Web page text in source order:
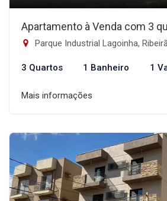
Apartamento à Venda com 3
Parque Industrial Lagoinha,
3 Quartos 1 Banheiro 1
Mais informações